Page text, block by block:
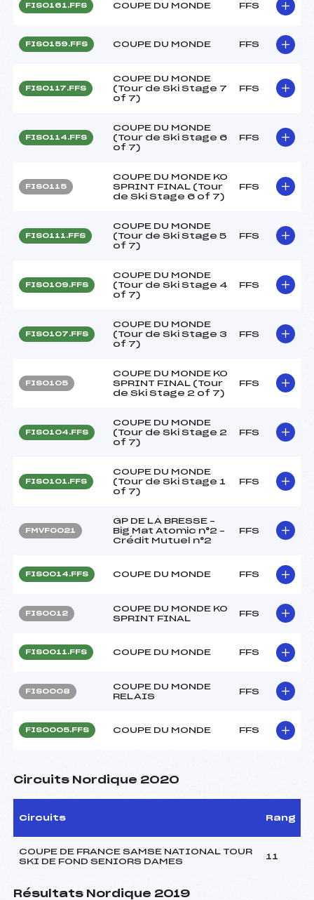
FIS0161.FFS COUPE DU MONDE FFS
FIS0159.FFS COUPE DU MONDE FFS
FIS0117.FFS
COUPE DU MONDE
(Tour de Ski Stage 7
of 7)
FFS
FIS0114.FFS
COUPE DU MONDE
(Tour de Ski Stage 6
of 7)
FFS
FIS0115
COUPE DU MONDE KO
SPRINT FINAL (Tour
de Ski Stage 6 of 7)
FFS
FIS0111.FFS
COUPE DU MONDE
(Tour de Ski Stage 5
of 7)
FFS
FIS0109.FFS
COUPE DU MONDE
(Tour de Ski Stage 4
of 7)
FFS
FIS0107.FFS
COUPE DU MONDE
(Tour de Ski Stage 3
of 7)
FFS
FIS0105
COUPE DU MONDE KO
SPRINT FINAL (Tour
de Ski Stage 2 of 7)
FFS
FIS0104.FFS
COUPE DU MONDE
(Tour de Ski Stage 2
of 7)
FFS
FIS0101.FFS
COUPE DU MONDE
(Tour de Ski Stage 1
of 7)
FFS
FMVF0021
GP DE LA BRESSE –
Big Mat Atomic n°2 –
Crédit Mutuel n°2
FFS
FIS0014.FFS COUPE DU MONDE FFS
FIS0012
COUPE DU MONDE KO
SPRINT FINAL
FFS
FIS0011.FFS COUPE DU MONDE FFS
FIS0008
COUPE DU MONDE
RELAIS
FFS
FIS0005.FFS COUPE DU MONDE FFS
Circuits Nordique 2020
Circuits Rang
COUPE DE FRANCE SAMSE NATIONAL TOUR
SKI DE FOND SENIORS DAMES
11
Résultats Nordique 2019